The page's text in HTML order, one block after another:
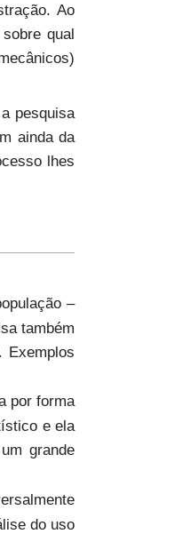
Ao
qual
pesquisa
ainda da
lhes
–
também
Exemplos
por forma
e ela
grande
do uso